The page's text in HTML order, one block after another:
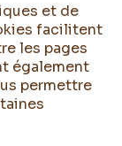
et de
facilitent
les pages
également
permettre